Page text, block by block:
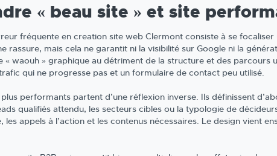
« beau site » et site
fréquente en creation site web Clermont consiste à se focaliser
rassure, mais cela ne garantit ni la visibilité sur Google ni la
« waouh » graphique au détriment de la structure et des parcours
qui ne progresse pas et un formulaire de contact peu utilisé.
performants partent d’une réflexion inverse. Ils définissent
qualifiés attendu, les secteurs cibles ou la typologie de
les appels à l’action et les contenus nécessaires. Le design vient